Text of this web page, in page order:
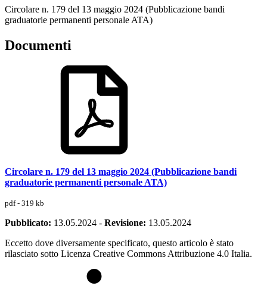
Circolare n. 179 del 13 maggio 2024 (Pubblicazione bandi
graduatorie permanenti personale ATA)
Documenti
Circolare n. 179 del 13 maggio 2024 (Pubblicazione bandi
graduatorie permanenti personale ATA)
pdf - 319 kb
Pubblicato: 13.05.2024 - Revisione: 13.05.2024
Eccetto dove diversamente specificato, questo articolo è stato
rilasciato sotto Licenza Creative Commons Attribuzione 4.0 Italia.